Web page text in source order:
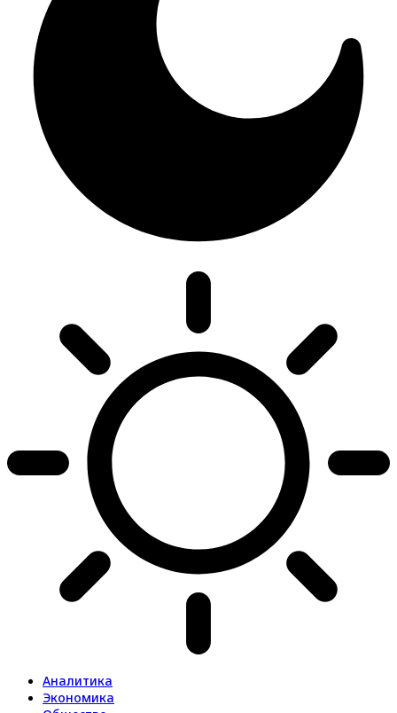
Аналитика
Экономика